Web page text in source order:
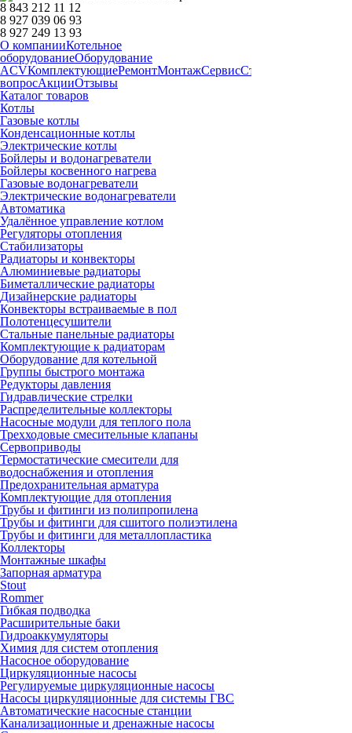
8 843 212 11 12
8 927 039 06 93
8 927 249 13 93
О компанииКотельное
оборудованиеОборудование
ACVКомплектующиеРемонтМонтажСервисСтатьи
вопросАкцииОтзывы
Каталог товаров
Котлы
Газовые котлы
Конденсационные котлы
Электрические котлы
Бойлеры и водонагреватели
Бойлеры косвенного нагрева
Газовые водонагреватели
Электрические водонагреватели
Автоматика
Удалённое управление котлом
Регуляторы отопления
Стабилизаторы
Радиаторы и конвекторы
Алюминиевые радиаторы
Биметаллические радиаторы
Дизайнерские радиаторы
Конвекторы встраиваемые в пол
Полотенцесушители
Стальные панельные радиаторы
Комплектующие к радиаторам
Оборудование для котельной
Группы быстрого монтажа
Редукторы давления
Гидравлические стрелки
Распределительные коллекторы
Насосные модули для теплого пола
Трехходовые смесительные клапаны
Сервоприводы
Термостатические смесители для
водоснабжения и отопления
Предохранительная арматура
Комплектующие для отопления
Трубы и фитинги из полипропилена
Трубы и фитинги для сшитого полиэтилена
Трубы и фитинги для металлопластика
Коллекторы
Монтажные шкафы
Запорная арматура
Stout
Rommer
Гибкая подводка
Расширительные баки
Гидроаккумуляторы
Химия для систем отопления
Насосное оборудование
Циркуляционные насосы
Регулируемые циркуляционные насосы
Насосы циркуляционные для системы ГВС
Автоматические насосные станции
Канализационные и дренажные насосы